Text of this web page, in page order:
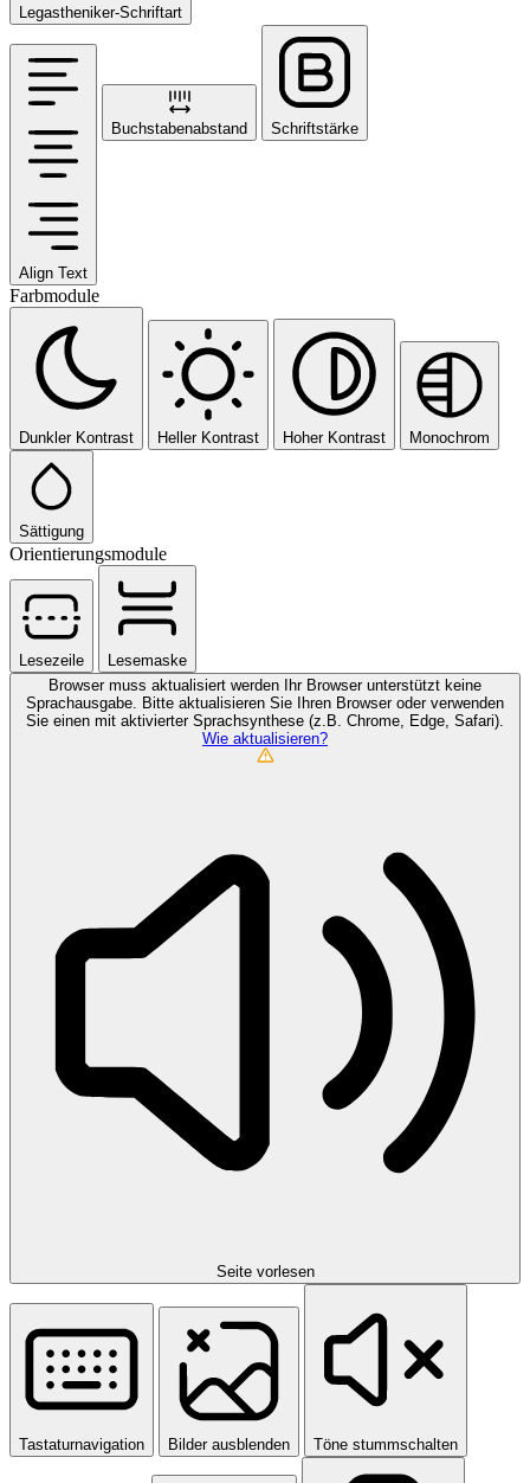
Legastheniker-Schriftart
Align Text
Buchstabenabstand Schriftstärke
Farbmodule
Dunkler Kontrast Heller Kontrast Hoher Kontrast Monochrom
Sättigung
Orientierungsmodule
Lesezeile
Lesemaske
Browser muss aktualisiert werden
Ihr Browser unterstützt keine
Sprachausgabe. Bitte aktualisieren Sie Ihren Browser oder verwenden
Sie einen mit aktivierter Sprachsynthese (z.B. Chrome, Edge, Safari).
Wie aktualisieren?
Seite vorlesen
Tastaturnavigation Bilder ausblenden Töne stummschalten